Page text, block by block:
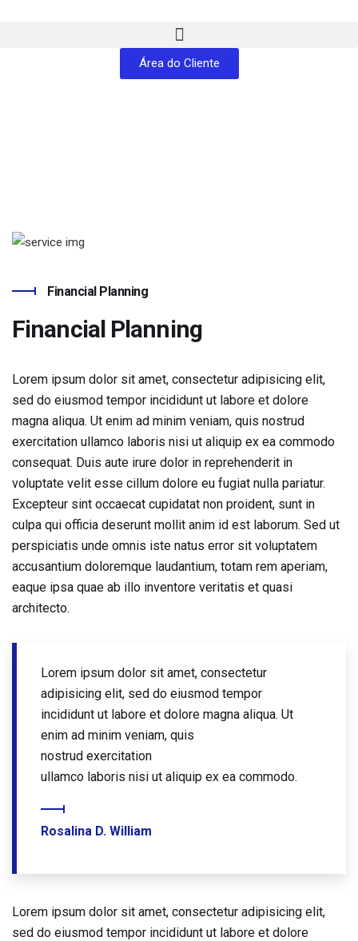
Área do Cliente
Financial Planning
Financial Planning
Lorem ipsum dolor sit amet, consectetur adipisicing elit,
sed do eiusmod tempor incididunt ut labore et dolore
magna aliqua. Ut enim ad minim veniam, quis nostrud
exercitation ullamco laboris nisi ut aliquip ex ea commodo
consequat. Duis aute irure dolor in reprehenderit in
voluptate velit esse cillum dolore eu fugiat nulla pariatur.
Excepteur sint occaecat cupidatat non proident, sunt in
culpa qui officia deserunt mollit anim id est laborum. Sed ut
perspiciatis unde omnis iste natus error sit voluptatem
accusantium doloremque laudantium, totam rem aperiam,
eaque ipsa quae ab illo inventore veritatis et quasi
architecto.
Lorem ipsum dolor sit amet, consectetur
adipisicing elit, sed do eiusmod tempor
incididunt ut labore et dolore magna aliqua. Ut
enim ad minim veniam, quis
nostrud exercitation
ullamco laboris nisi ut aliquip ex ea commodo.
Rosalina D. William
Lorem ipsum dolor sit amet, consectetur adipisicing elit,
sed do eiusmod tempor incididunt ut labore et dolore